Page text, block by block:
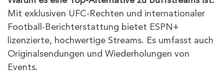
Mit exklusiven UFC-Rechten und internationaler
Football-Berichterstattung bietet ESPN+
lizenzierte, hochwertige Streams. Es umfasst auch
Originalsendungen und Wiederholungen von
Events.